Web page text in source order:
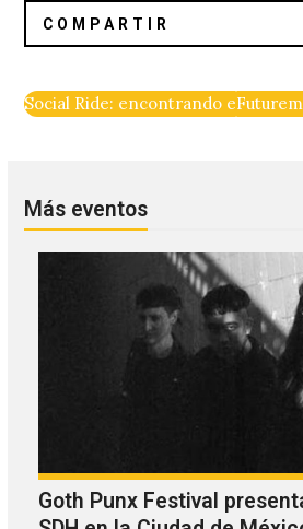
Social Ride: encontrando el amor
Más eventos
Goth Punx Festival